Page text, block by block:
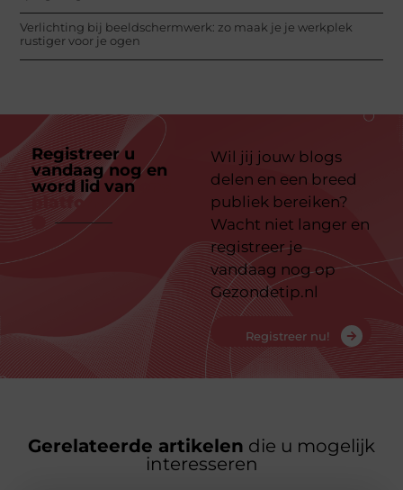
Verlichting bij beeldschermwerk: zo maak je je werkplek
rustiger voor je ogen
Registreer u
vandaag nog en
word lid van
platform
Wil jij jouw blogs
delen en een breed
publiek bereiken?
Wacht niet langer en
registreer je
vandaag nog op
Gezondetip.nl
Registreer nu!
Gerelateerde artikelen die u mogelijk
interesseren